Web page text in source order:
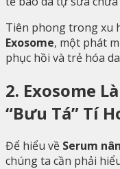
Tiên phong trong xu
Exosome, một phát
phục hồi và trẻ hóa
2. Exosome
“Bưu Tá” Tí
Để hiểu về Serum
chúng ta cần phải